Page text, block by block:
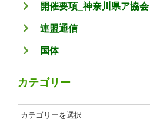
開催要項_神奈川県ア協会
連盟通信
国体
カテゴリー
カ
テ